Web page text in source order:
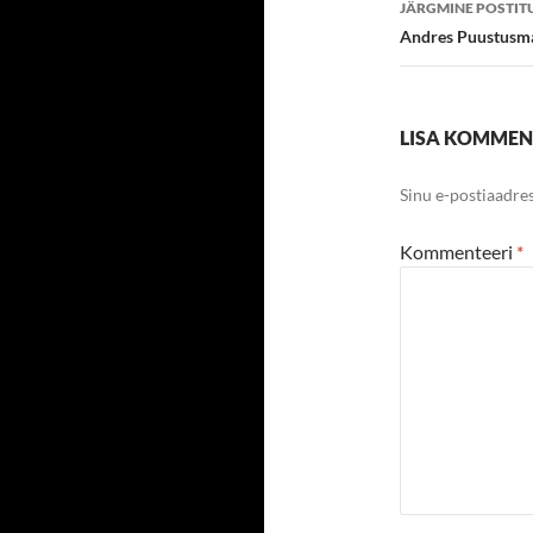
JÄRGMINE
Andres
LISA
Sinu e-
Kommenteeri *